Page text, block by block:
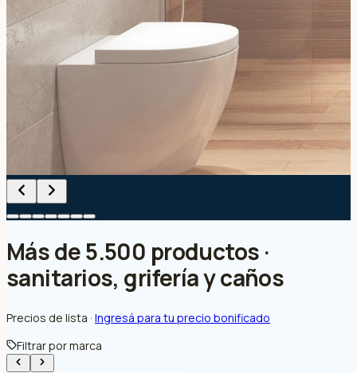
Más de 5.500 productos ·
sanitarios, grifería y caños
Precios de lista · Ingresá para tu precio bonificado
Filtrar por marca